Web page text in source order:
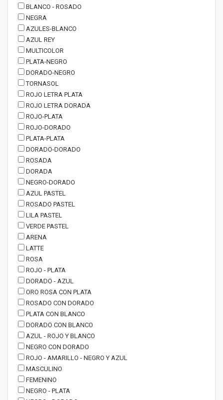
BLANCO - ROSADO
NEGRA
AZULES-BLANCO
AZUL REY
MULTICOLOR
PLATA-NEGRO
DORADO-NEGRO
TORNASOL
ROJO LETRA PLATA
ROJO LETRA DORADA
ROJO-PLATA
ROJO-DORADO
PLATA-PLATA
DORADO-DORADO
ROSADA
DORADA
NEGRO-DORADO
AZUL PASTEL
ROSADO PASTEL
LILA PASTEL
VERDE PASTEL
ARENA
LATTE
ROSA
ROJO - PLATA
DORADO - AZUL
ORO ROSA CON PLATA
ROSADO CON DORADO
PLATA CON BLANCO
DORADO CON BLANCO
AZUL - ROJO Y BLANCO
NEGRO CON DORADO
ROJO - AMARILLO - NEGRO Y AZUL
MASCULINO
FEMENINO
NEGRO - PLATA